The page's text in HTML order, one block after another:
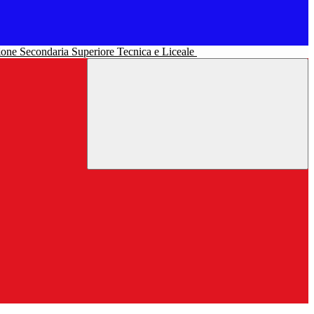
Secondaria Superiore Tecnica e Liceale